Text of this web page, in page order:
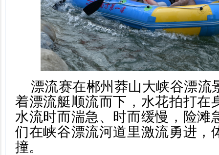
漂流赛在郴州莽山大峡谷漂流
着漂流艇顺流而下，水花拍打在
水流时而湍急、时而缓慢，险滩
们在峡谷漂流河道里激流勇进，
撞。